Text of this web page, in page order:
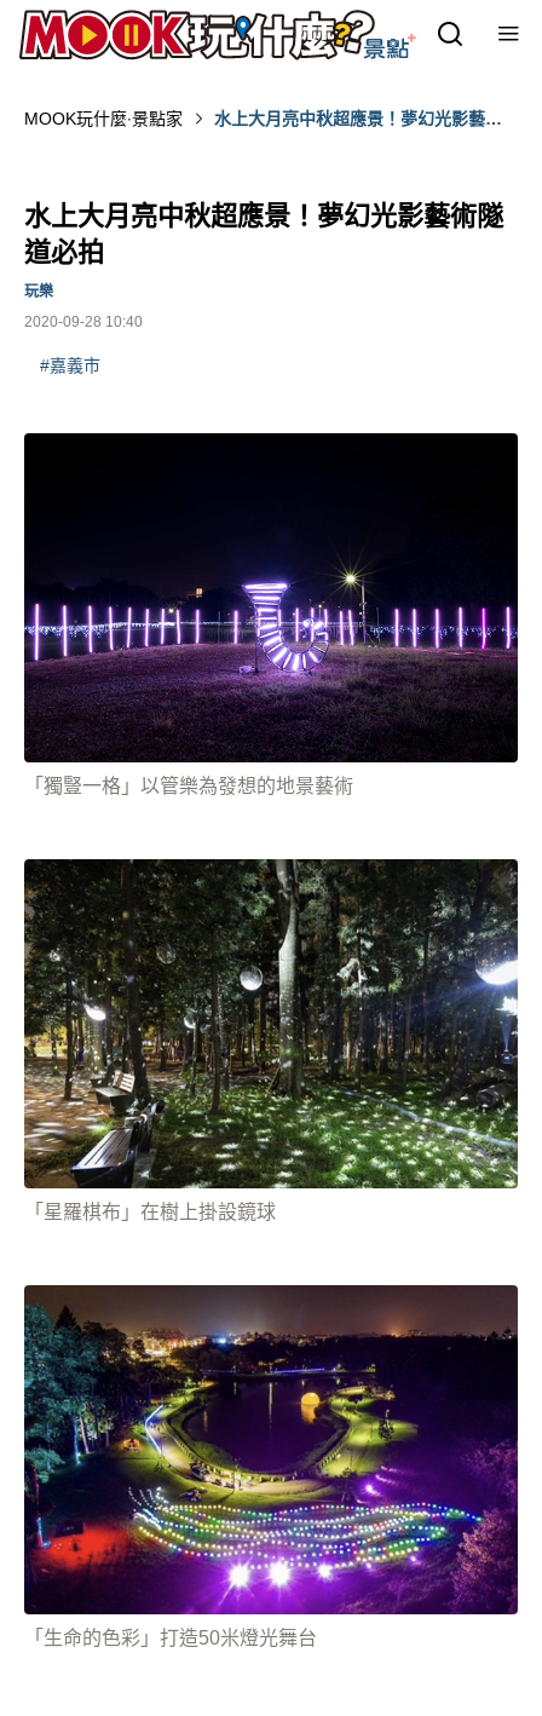
MOOK玩什麼‧景點家
水上大月亮中秋超應景！夢幻光影藝術
水上大月亮中秋超應景！夢幻光影藝術隧
道必拍
2020-09-28 10:40
玩樂
#嘉義市
「獨豎一格」以管樂為發想的地景藝術
「星羅棋布」在樹上掛設鏡球
「生命的色彩」打造50米燈光舞台